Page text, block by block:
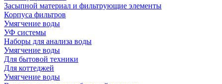
Засыпной материал и фильтрующие элементы
Корпуса фильтров
Умягчение воды
УФ системы
Наборы для анализа воды
Умягчение воды
Для бытовой техники
Для коттеджей
Умягчение воды